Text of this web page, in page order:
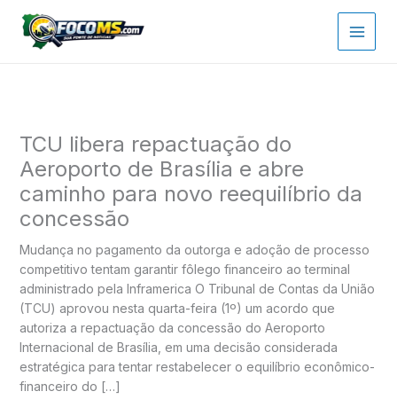
para
TCU libera repactuação do
Aeroporto de Brasília e abre
caminho para novo reequilíbrio da
concessão
Mudança no pagamento da outorga e adoção de processo
competitivo tentam garantir fôlego financeiro ao terminal
administrado pela Inframerica O Tribunal de Contas da União
(TCU) aprovou nesta quarta-feira (1º) um acordo que
autoriza a repactuação da concessão do Aeroporto
Internacional de Brasília, em uma decisão considerada
estratégica para tentar restabelecer o equilíbrio econômico-
financeiro do […]